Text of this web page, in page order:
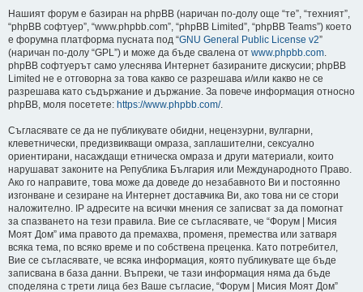
Нашият форум е базиран на phpBB (наричан по-долу още “те”, “техният”,
“phpBB софтуер”, “www.phpbb.com”, “phpBB Limited”, “phpBB Teams”) което
е форумна платформа пусната под “GNU General Public License v2”
(наричан по-долу “GPL”) и може да бъде свалена от www.phpbb.com.
phpBB софтуерът само улеснява Интернет базираните дискусии; phpBB
Limited не е отговорна за това какво се разрешава и/или какво не се
разрешава като съдържание и държание. За повече информация относно
phpBB, моля посетете: https://www.phpbb.com/.
Съгласявате се да не публикувате обидни, нецензурни, вулгарни,
клеветнически, предизвикващи омраза, заплашителни, сексуално
ориентирани, насаждащи етническа омраза и други материали, които
нарушават законите на Република България или Международното Право.
Ако го направите, това може да доведе до незабавното Ви и постоянно
изгонване и сезиране на Интернет доставчика Ви, ако това ни се стори
наложително. IP адресите на всички мнения се записват за да помогнат
за спазването на тези правила. Вие се съгласявате, че “Форум | Мисия
Моят Дом” има правото да премахва, променя, премества или затваря
всяка тема, по всяко време и по собствена преценка. Като потребител,
Вие се съгласявате, че всяка информация, която публикувате ще бъде
записвана в база данни. Въпреки, че тази информация няма да бъде
споделяна с трети лица без Ваше съгласие, “Форум | Мисия Моят Дом”